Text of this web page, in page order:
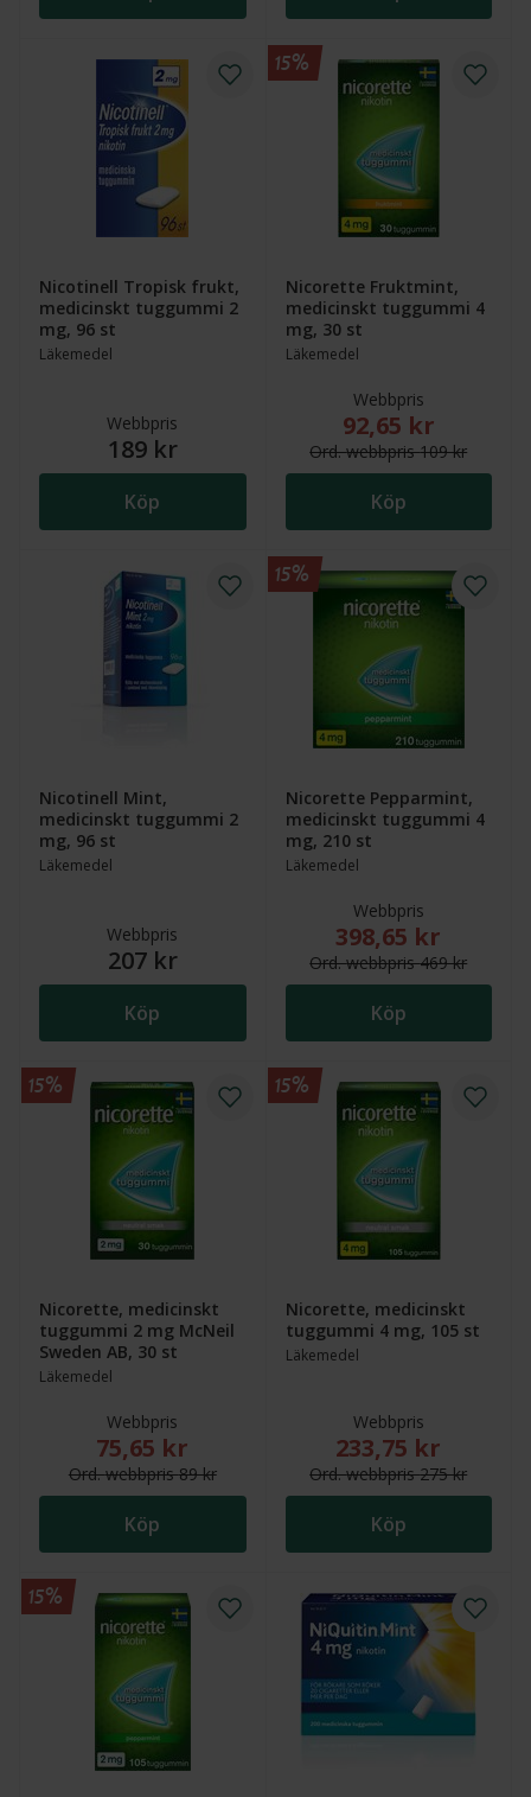
Nicotinell Tropisk frukt,
medicinskt tuggummi 2
mg, 96 st
Läkemedel
Webbpris
189 kr
Köp
Nicorette Fruktmint,
medicinskt tuggummi 4
mg, 30 st
Läkemedel
Webbpris
Nytt reducerat
92,65 kr
Ord.webbpris109 kr
Köp
15%
Nicotinell Mint,
medicinskt tuggummi 2
mg, 96 st
Läkemedel
Webbpris
207 kr
Köp
Nicorette Pepparmint,
medicinskt tuggummi 4
mg, 210 st
Läkemedel
Webbpris
Nytt reducerat
398,65 kr
Ord.webbpris469 kr
Köp
15%
Nicorette, medicinskt
tuggummi 2 mg McNeil
Sweden AB, 30 st
Läkemedel
Webbpris
Nytt reducerat pris: 75,65 kr. Ordinarie webbpris
75,65 kr
Ord.webbpris89 kr
Köp
15%
Nicorette, medicinskt
tuggummi 4 mg, 105 st
Läkemedel
Webbpris
Nytt reducerat
233,75 kr
Ord.webbpris275 kr
Köp
15%
15%